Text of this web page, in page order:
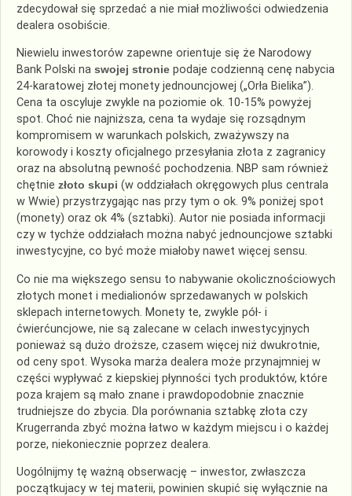
zdecydował się sprzedać a nie miał możliwości odwiedzenia
dealera osobiście.
Niewielu inwestorów zapewne orientuje się że Narodowy
Bank Polski na swojej stronie podaje codzienną cenę nabycia
24-karatowej złotej monety jednouncjowej („Orła Bielika”).
Cena ta oscyluje zwykle na poziomie ok. 10-15% powyżej
spot. Choć nie najniższa, cena ta wydaje się rozsądnym
kompromisem w warunkach polskich, zważywszy na
korowody i koszty oficjalnego przesyłania złota z zagranicy
oraz na absolutną pewność pochodzenia. NBP sam również
chętnie złoto skupi (w oddziałach okręgowych plus centrala
w Wwie) przystrzygając nas przy tym o ok. 9% poniżej spot
(monety) oraz ok 4% (sztabki). Autor nie posiada informacji
czy w tychże oddziałach można nabyć jednouncjowe sztabki
inwestycyjne, co być może miałoby nawet więcej sensu.
Co nie ma większego sensu to nabywanie okolicznościowych
złotych monet i medialionów sprzedawanych w polskich
sklepach internetowych. Monety te, zwykle pół- i
ćwierćuncjowe, nie są zalecane w celach inwestycyjnych
ponieważ są dużo droższe, czasem więcej niż dwukrotnie,
od ceny spot. Wysoka marża dealera może przynajmniej w
części wypływać z kiepskiej płynności tych produktów, które
poza krajem są mało znane i prawdopodobnie znacznie
trudniejsze do zbycia. Dla porównania sztabkę złota czy
Krugerranda zbyć można łatwo w każdym miejscu i o każdej
porze, niekoniecznie poprzez dealera.
Uogólnijmy tę ważną obserwację – inwestor, zwłaszcza
początkujacy w tej materii, powinien skupić się wyłącznie na